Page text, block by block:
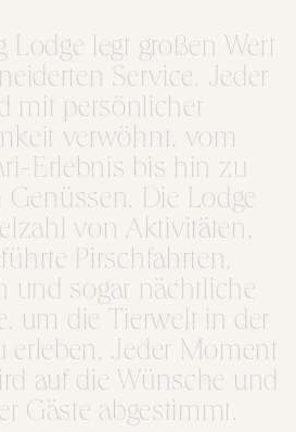
Lodge legt großen Wert
Service. Jeder
mit persönlicher
verwöhnt, vom
Erlebnis bis hin zu
Die Lodge
von Aktivitäten,
Pirschfahrten,
und sogar nächtliche
um die Tierwelt in der
erleben. Jeder Moment
auf die Wünsche und
Gäste abgestimmt.